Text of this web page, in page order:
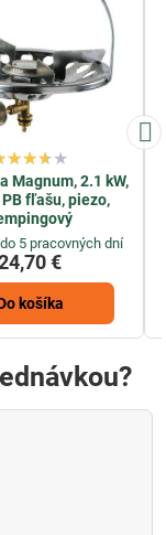
Magnum, 2.1 kW,
PB fľašu, piezo,
5 pracovných dní
€
košíka